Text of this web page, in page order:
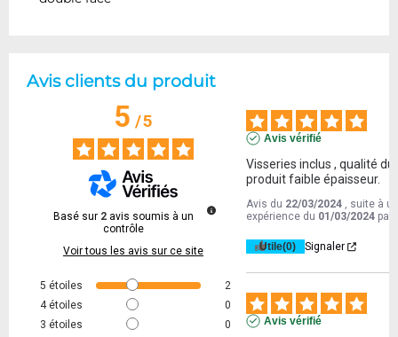
Avis clients du produit
5/5
Basé sur 2 avis soumis à un
contrôle
Voir tous les avis sur ce site
5 étoiles
2
4 étoiles
0
3 étoiles
0
Avis vérifié
Visseries inclus , qualité du
produit faible épaisseur.
Avis du 22/03/2024 , suite à
expérience du 01/03/2024 par
Utile(0) Signaler
Avis vérifié